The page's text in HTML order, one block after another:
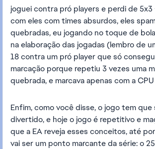
joguei contra pró players e perdi de
com eles com times absurdos, eles
quebradas, eu jogando no toque de
na elaboração das jogadas (lembro de
18 contra um pró player que só
marcação porque repetiu 3 vezes uma
quebrada, e marcava apenas com a
Enfim, como você disse, o jogo tem
divertido, e hoje o jogo é repetitivo e
que a EA reveja esses conceitos, até
vai ser um ponto marcante da série: o